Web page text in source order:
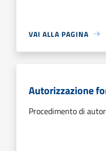
VAI ALLA PAGINA
Autorizzazione
Procedimento di